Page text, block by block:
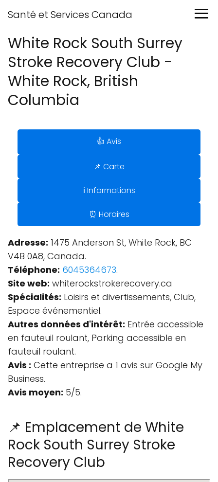
Santé et Services Canada
White Rock South Surrey
Stroke Recovery Club -
White Rock, British
Columbia
👍 Avis
📌 Carte
ℹ️ Informations
⏰ Horaires
Adresse: 1475 Anderson St, White Rock, BC
V4B 0A8, Canada.
Téléphone: 6045364673.
Site web: whiterockstrokerecovery.ca
Spécialités: Loisirs et divertissements, Club,
Espace événementiel.
Autres données d'intérêt: Entrée accessible
en fauteuil roulant, Parking accessible en
fauteuil roulant.
Avis : Cette entreprise a 1 avis sur Google My
Business.
Avis moyen: 5/5.
📌 Emplacement de White
Rock South Surrey Stroke
Recovery Club